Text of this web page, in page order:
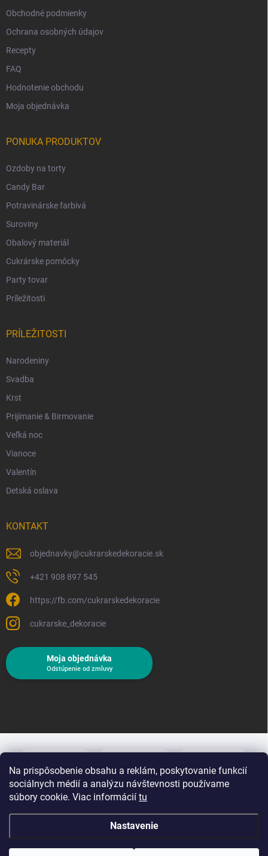
Na prispôsobenie obsahu a reklám, poskytovanie funkcií
sociálnych médií a analýzu návštevnosti používame
súbory cookie. Viac informácií tu
Nastavenie
Obchodné podmienky
Ochrana osobných údajov
Recepty
FAQ
Hodnotenie obchodu
Moja objednávka
PONUKA PRODUKTOV
Ozdoby na torty
Candy Bar
Potravinárske farbivá
Suroviny
Obalový materiál
Cukrárske pomôcky
Party tovar
Príležitosti
PRÍLEŽITOSTI
Narodeniny
Svadba
Krst
Prijímanie & Birmovanie
Veľká noc
Vianoce
Valentín
Detská oslava
KONTAKT
objednavky@cukrarskedekoracie.sk
+421 908 897 545
https://fb.com/cukrarskedekoracie
cukrarske_dekoracie
Moja objednávka
Odstúpenie od zmluvy
Copyright 2026Cukrárske dekorácie. Všetky práva vyhradené.Upraviť